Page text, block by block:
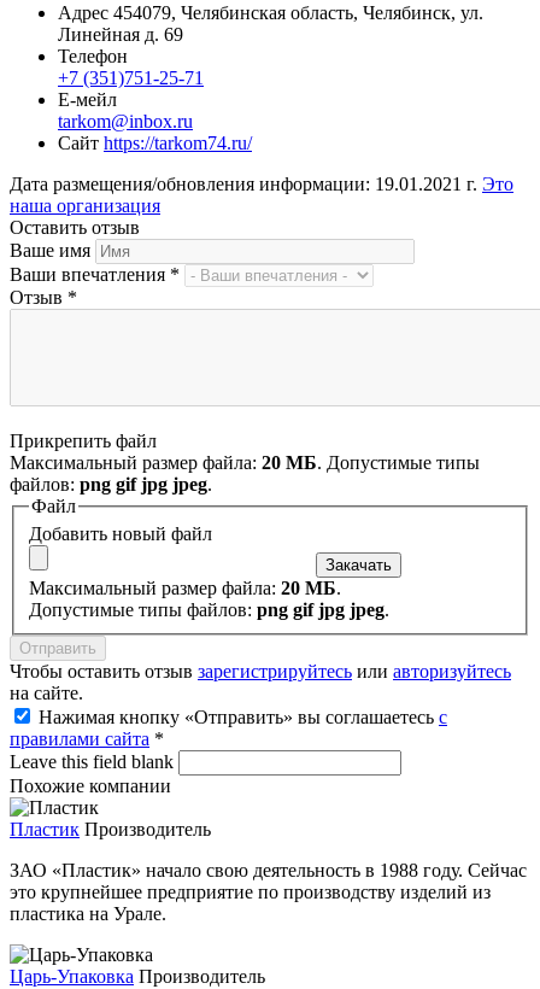
Адрес 454079, Челябинская область, Челябинск, ул.
Линейная д. 69
Телефон
+7 (351)751-25-71
Е-мейл
tarkom@inbox.ru
Сайт https://tarkom74.ru/
Дата размещения/обновления информации: 19.01.2021 г. Это
наша организация
Оставить отзыв
Ваше имя
Ваши впечатления *
Отзыв *
Прикрепить файл
Максимальный размер файла: 20 МБ. Допустимые типы
файлов: png gif jpg jpeg.
Файл
Добавить новый файл
Максимальный размер файла: 20 МБ.
Допустимые типы файлов: png gif jpg jpeg.
Чтобы оставить отзыв зарегистрируйтесь или авторизуйтесь
на сайте.
Нажимая кнопку «Отправить» вы соглашаетесь с
правилами сайта *
Leave this field blank
Похожие компании
Пластик Производитель
ЗАО «Пластик» начало свою деятельность в 1988 году. Сейчас
это крупнейшее предприятие по производству изделий из
пластика на Урале.
Царь-Упаковка Производитель